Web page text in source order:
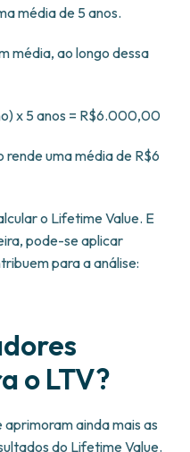
média de 5 anos.
média, ao longo dessa
x 5 anos = R$6.000,00
uma média de R$6
o Lifetime Value. E
pode-se aplicar
para a análise:
o LTV?
ainda mais as
do Lifetime Value.